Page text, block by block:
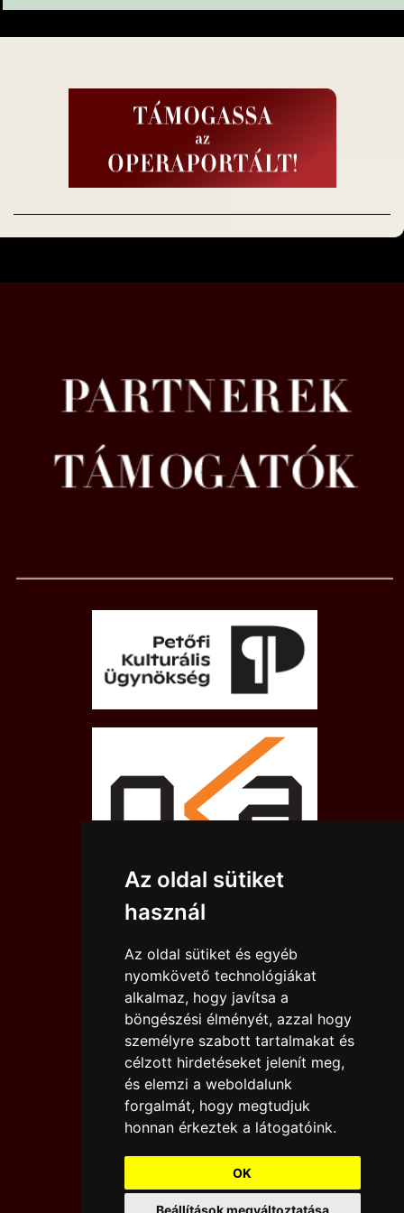
Az oldal sütiket
használ
Az oldal sütiket és egyéb
nyomkövető technológiákat
alkalmaz, hogy javítsa a
böngészési élményét, azzal hogy
személyre szabott tartalmakat és
célzott hirdetéseket jelenít meg,
és elemzi a weboldalunk
forgalmát, hogy megtudjuk
honnan érkeztek a látogatóink.
OK
Beállítások megváltoztatása
IMPRESSZUM
JOGI NYILATKOZAT
KAPCSOLAT
KARCMÉDIA